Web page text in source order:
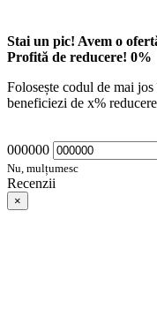
Stai un pic! Avem o
Profită de reducere! 0%
Folosește codul de mai
beneficiezi de x%
000000
Nu, mulțumesc
Recenzii
×